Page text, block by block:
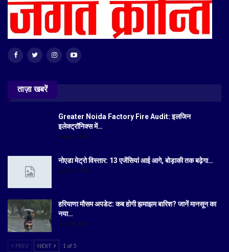
ताज़ा खबरें
Greater Noida Factory Fire Audit: इलजिन
इलेक्ट्रॉनिक्स में…
Aug 6, 2026
नोएडा मेट्रो विस्तार: 13 एजेंसियां आई आगे, बोड़ाकी तक बढ़ेगा…
Jul 19, 2026
हरियाणा मौसम अपडेट: कब होगी झमाझम बारिश? जानें मानसून का
नया…
Jul 18, 2026
PREV NEXT 1 of 5